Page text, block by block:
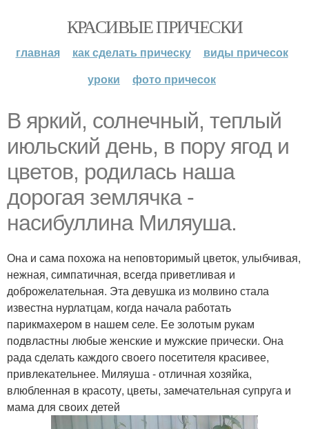
КРАСИВЫЕ ПРИЧЕСКИ
главная как сделать прическу
виды причесок
уроки
фото причесок
В яркий, солнечный, теплый
июльский день, в пору ягод и
цветов, родилась наша
дорогая землячка -
насибуллина Миляуша.
Она и сама похожа на неповторимый цветок, улыбчивая,
нежная, симпатичная, всегда приветливая и
доброжелательная. Эта девушка из молвино стала
известна нурлатцам, когда начала работать
парикмахером в нашем селе. Ее золотым рукам
подвластны любые женские и мужские прически. Она
рада сделать каждого своего посетителя красивее,
привлекательнее. Миляуша - отличная хозяйка,
влюбленная в красоту, цветы, замечательная супруга и
мама для своих детей